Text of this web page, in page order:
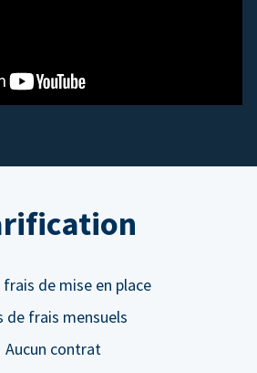
frais de mise en place
de frais mensuels
Aucun contrat